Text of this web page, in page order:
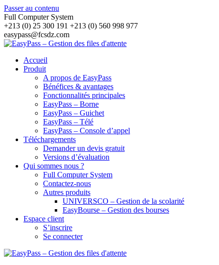
Passer au contenu
Full Computer System
+213 (0) 25 300 191 +213 (0) 560 998 977
easypass@fcsdz.com
Accueil
Produit
A propos de EasyPass
Bénéfices & avantages
Fonctionnalités principales
EasyPass – Borne
EasyPass – Guichet
EasyPass – Télé
EasyPass – Console d’appel
Téléchargements
Demander un devis gratuit
Versions d’évaluation
Qui sommes nous ?
Full Computer System
Contactez-nous
Autres produits
UNIVERSCO – Gestion de la scolarité
EasyBourse – Gestion des bourses
Espace client
S’inscrire
Se connecter